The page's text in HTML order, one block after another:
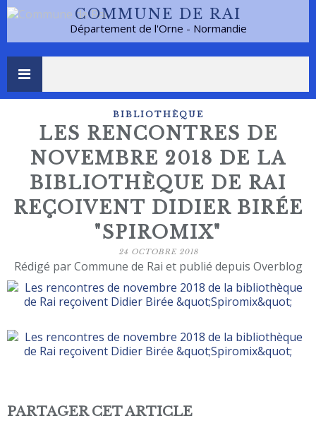
COMMUNE DE RAI
Département de l'Orne - Normandie
BIBLIOTHÈQUE
LES RENCONTRES DE
NOVEMBRE 2018 DE LA
BIBLIOTHÈQUE DE RAI
REÇOIVENT DIDIER BIRÉE
"SPIROMIX"
24 OCTOBRE 2018
Rédigé par Commune de Rai et publié depuis Overblog
PARTAGER CET ARTICLE